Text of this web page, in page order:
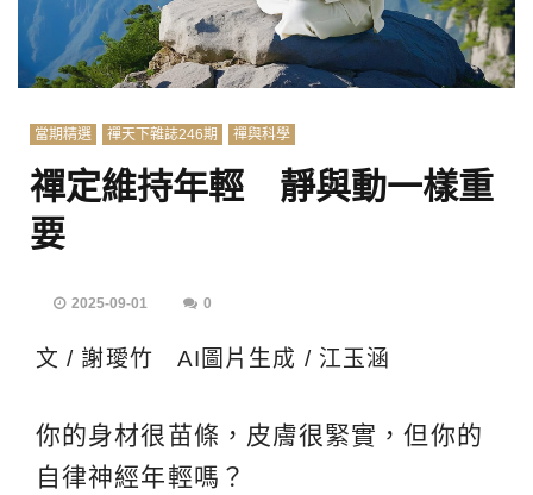
當期精選 禪天下雜誌246期 禪與科學
禪定維持年輕 靜與動一樣重
要
2025-09-01 0
文 / 謝璦竹 AI圖片生成 / 江玉涵
你的身材很苗條，皮膚很緊實，但你的
自律神經年輕嗎？